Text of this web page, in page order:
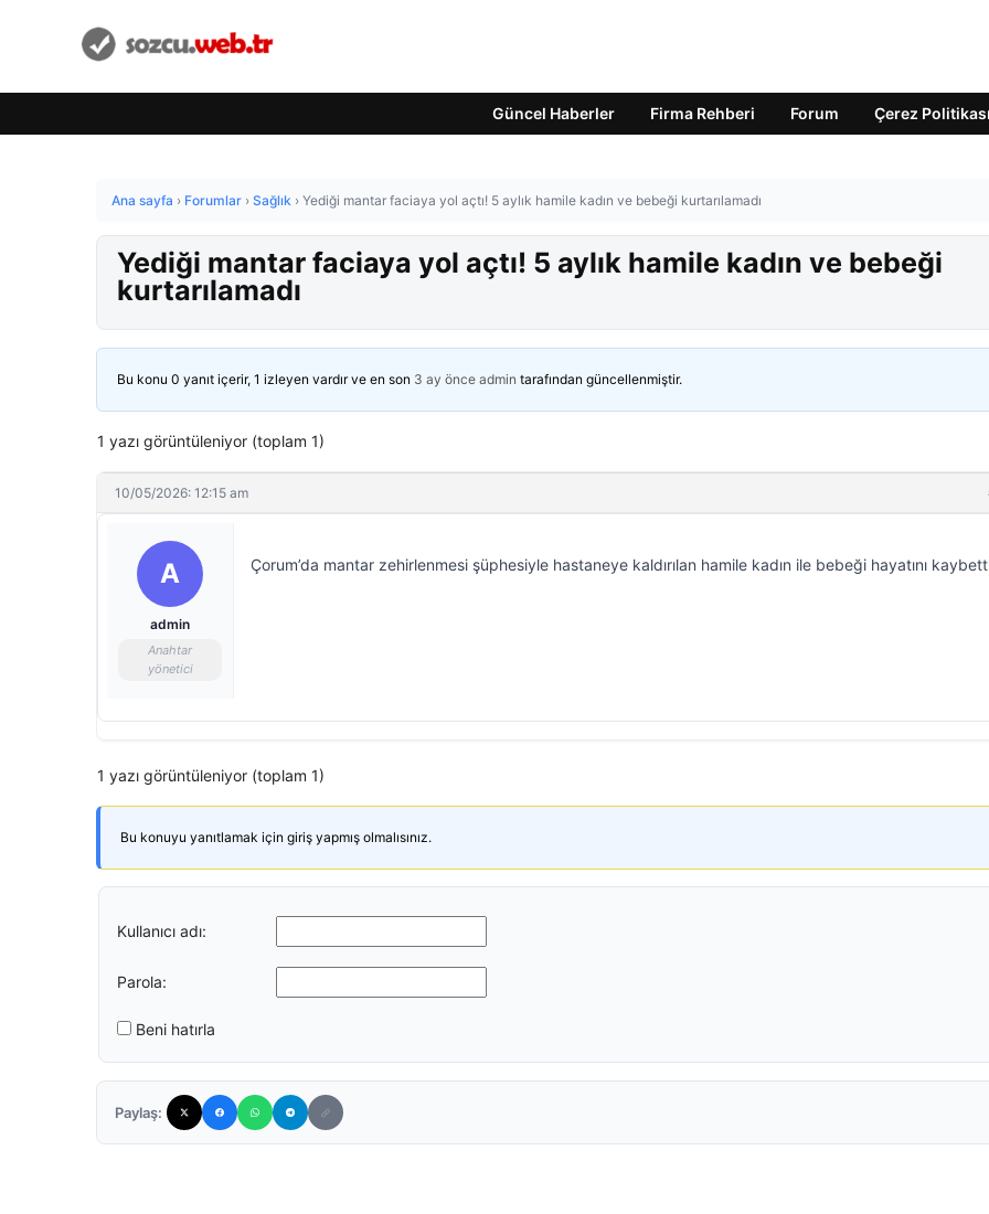
Güncel Haberler Firma Rehberi Forum Çerez Politikası
Ana sayfa › Forumlar › Sağlık › Yediği mantar faciaya yol açtı! 5 aylık hamile kadın ve bebeği kurtarılamadı
Yediği mantar faciaya yol açtı! 5 aylık hamile kadın ve bebeği
kurtarılamadı
Bu konu 0 yanıt içerir, 1 izleyen vardır ve en son 3 ay önce admin tarafından güncellenmiştir.
1 yazı görüntüleniyor (toplam 1)
10/05/2026: 12:15 am
A
admin
Anahtar
yönetici
Çorum’da mantar zehirlenmesi şüphesiyle hastaneye kaldırılan hamile kadın ile bebeği hayatını
1 yazı görüntüleniyor (toplam 1)
Bu konuyu yanıtlamak için giriş yapmış olmalısınız.
Kullanıcı adı:
Parola:
Beni hatırla
Paylaş: